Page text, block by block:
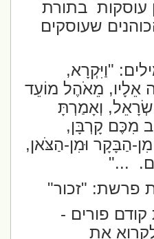
בתורת
שעוסקים
"וַיִּקְרָא,
אֵלָיו, מֵאֹהֶל מוֹעֵד
וְאָמַרְתָּ
מִכֶּם קָרְבָּן,
הַבָּקָר וּמִן-הַצֹּאן,
..."
פרשת: "זכור"
פורים -
את